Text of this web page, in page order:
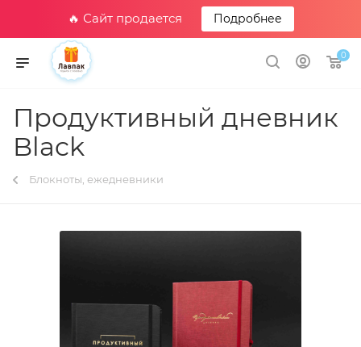
🔥 Сайт продается Подробнее
0
Продуктивный дневник
Black
Блокноты, ежедневники